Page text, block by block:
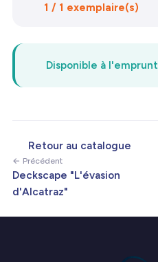
1 / 1 exemplaire(s)
Disponible à l'emprunt
Retour au catalogue
← Précédent
Deckscape "L'évasion
d'Alcatraz"